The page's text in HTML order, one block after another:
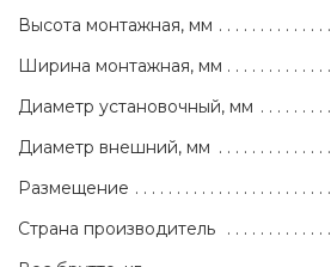
Высота монтажная, мм
Ширина монтажная, мм
Диаметр установочный, мм
Диаметр внешний, мм
Размещение
Страна производитель